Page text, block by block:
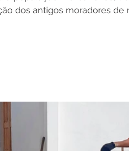
dos antigos moradores de